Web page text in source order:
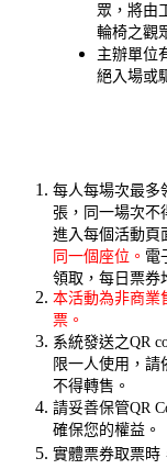
眾，將由
輪椅之觀
主辦單位
絕入場或
每人每場次最多
張，同一場次不
進入每個活動頁
同一個座位。 電
領取，每日票券
本活動為非商業
票。
系統發送之QR
限一人使用，請
不得轉售。
請妥善保管QR
確保您的權益。
實體票券取票時